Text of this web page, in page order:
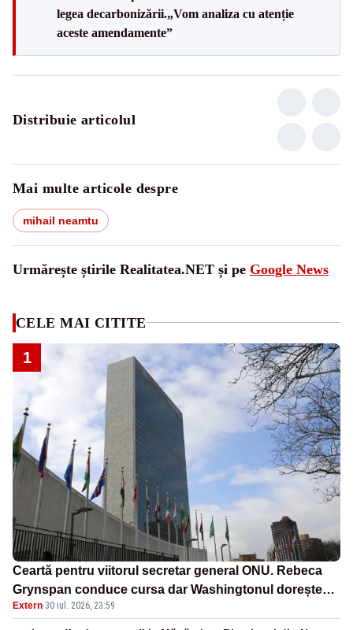
legea decarbonizării.„Vom analiza cu atenție
aceste amendamente”
Distribuie articolul
Mai multe articole despre
mihail neamtu
Urmărește știrile Realitatea.NET și pe Google News
CELE MAI CITITE
1
Ceartă pentru viitorul secretar general ONU. Rebeca
Grynspan conduce cursa dar Washingtonul dorește
un om care să reformeze organizația
Extern·30 iul. 2026, 23:59